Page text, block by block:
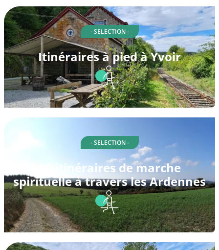
- SELECTION -
Itinéraires à pied à Yvoir
- SELECTION -
10 itinéraires de marche
spirituelle à travers les Ardennes